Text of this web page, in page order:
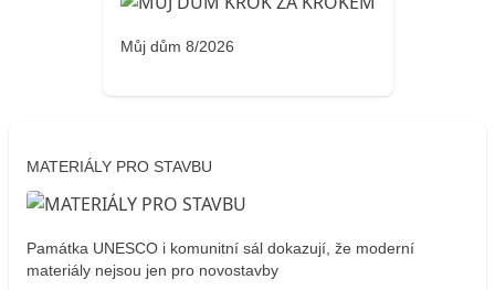
Můj dům 8/2026
MATERIÁLY PRO STAVBU
Památka UNESCO i komunitní sál dokazují, že moderní
materiály nejsou jen pro novostavby